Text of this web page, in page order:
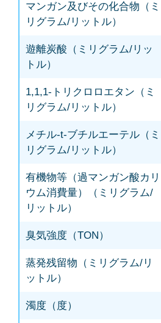
マンガン及びその化合物（ミ
リグラム/リットル）
遊離炭酸（ミリグラム/リッ
トル）
1,1,1-トリクロロエタン（ミ
リグラム/リットル）
メチル-t-ブチルエーテル（ミ
リグラム/リットル）
有機物等（過マンガン酸カリ
ウム消費量）（ミリグラム/
リットル）
臭気強度（TON）
蒸発残留物（ミリグラム/リ
ットル）
濁度（度）